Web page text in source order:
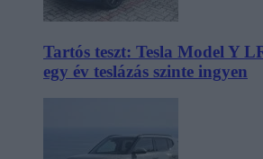
Tartós teszt: Tesla Model Y
egy év teslázás szinte ingyen